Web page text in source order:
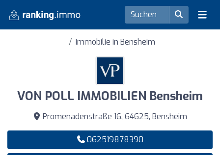
Immobilie in Bensheim
VON POLL IMMOBILIEN Bensheim
Promenadenstraße 16, 64625, Bensheim
062519878390